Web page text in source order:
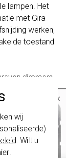
wij
. Wilt u
.
lampen. Het
met Gira
werken,
toestand
dimmers
bij schakelaars
nagloeien van
De
meer
dimkwaliteit
×